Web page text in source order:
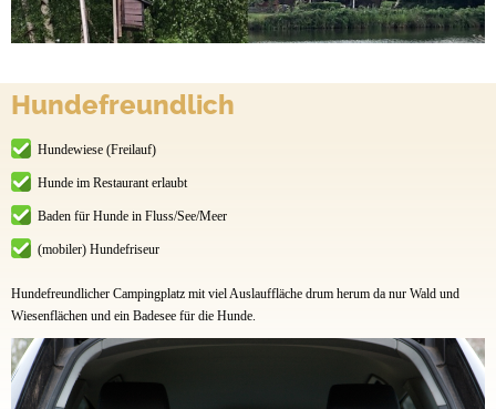
Hundefreundlich
Hundewiese (Freilauf)
Hunde im Restaurant erlaubt
Baden für Hunde in Fluss/See/Meer
(mobiler) Hundefriseur
Hundefreundlicher Campingplatz mit viel Auslauffläche drum herum da nur Wald und
Wiesenflächen und ein Badesee für die Hunde.